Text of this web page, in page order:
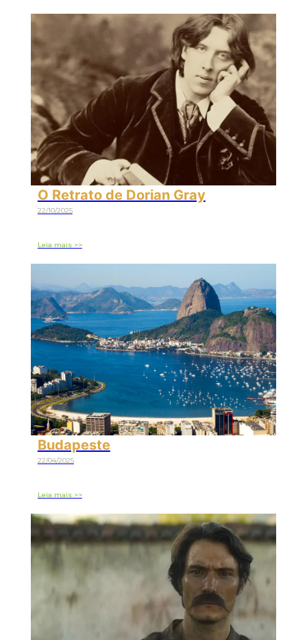
O Retrato de Dorian Gray
22/10/2025
Leia mais >>
Budapeste
22/04/2025
Leia mais >>